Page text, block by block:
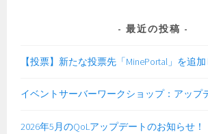
最近の投稿
【投票】新たな投票先「MinePortal」を追加
イベントサーバーワークショップ：アップ
2026年5月のQoLアップデートのお知らせ！